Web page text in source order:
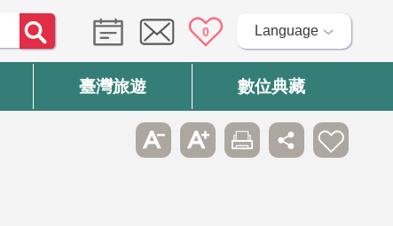
0 Language
臺灣旅遊 數位典藏